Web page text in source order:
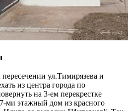
ул.Тимирязева и
из центра города по
на 3-ем перекрестке
ми этажный дом из красного